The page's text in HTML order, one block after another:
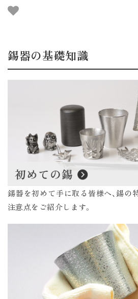
錫器の基礎知識
錫器を初めて手に取る皆様へ、錫の
注意点をご紹介します。